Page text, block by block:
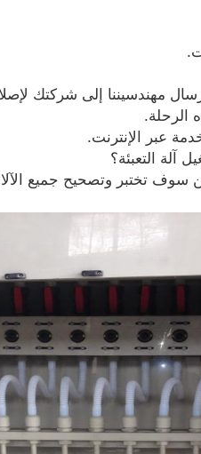
إرسال مهندسيننا إلى شركتك
الرحلة.
عبر الإنترنت.
التعبئة؟
سوف تختبر وتصحيح جميع